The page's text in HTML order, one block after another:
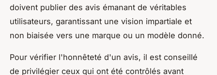
doivent publier des avis émanant de véritables
utilisateurs, garantissant une vision impartiale et
non biaisée vers une marque ou un modèle donné.
Pour vérifier l'honnêteté d'un avis, il est conseillé
de privilégier ceux qui ont été contrôlés avant